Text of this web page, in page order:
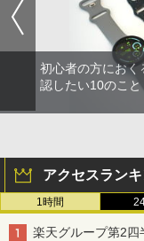
初心者の方におく
認したい10のこと
アクセスラン
1時間
楽天グループ第2四